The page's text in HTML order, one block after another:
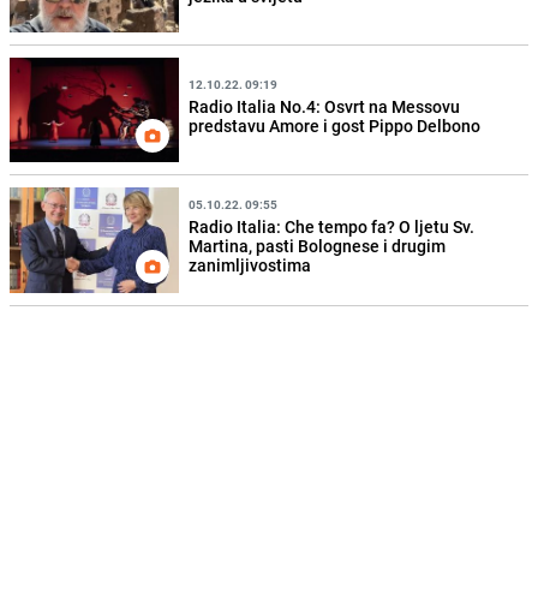
12.10.22. 09:19
Radio Italia No.4: Osvrt na Messovu
predstavu Amore i gost Pippo Delbono
05.10.22. 09:55
Radio Italia: Che tempo fa? O ljetu Sv.
Martina, pasti Bolognese i drugim
zanimljivostima